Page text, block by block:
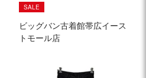
SALE
ビッグバン古着館帯広イース
トモール店